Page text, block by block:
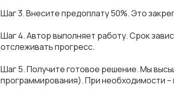
Шаг 3. Внесите предоплату 50%. Это
Шаг 4. Автор выполняет работу. Срок
отслеживать прогресс.
Шаг 5. Получите готовое решение. Мы
программирования). При необходимости –